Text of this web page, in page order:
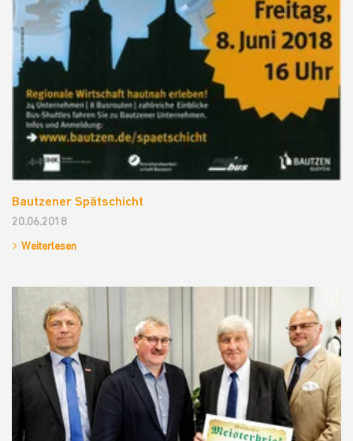
Bautzener Spätschicht
20.06.2018
Weiterlesen